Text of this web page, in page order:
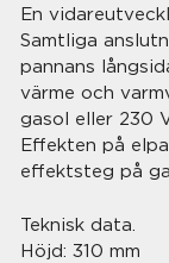
En
Samtliga
pannans
värme och
gasol eller 230
Effekten på
effektsteg på
Teknisk data.
Höjd: 310 mm